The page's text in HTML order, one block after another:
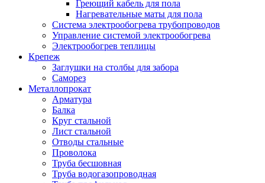
Греющий кабель для пола
Нагревательные маты для пола
Система электрообогрева трубопроводов
Управление системой электрообогрева
Электрообогрев теплицы
Крепеж
Заглушки на столбы для забора
Саморез
Металлопрокат
Арматура
Балка
Круг стальной
Лист стальной
Отводы стальные
Проволока
Труба бесшовная
Труба водогазопроводная